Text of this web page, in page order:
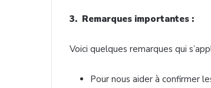
3. Remarques importantes :
Voici quelques remarques qui
Pour nous aider à confirmer